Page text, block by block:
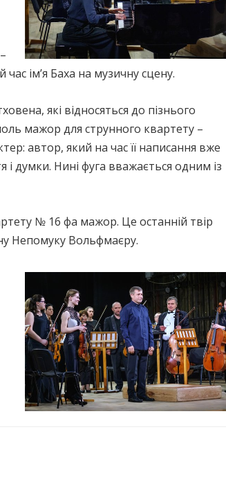
ім’я Баха на музичну сцену.
які відносяться до пізнього
мажор для струнного квартету –
автор, який на час її написання вже
і думки. Нині фуга вважається одним із
№ 16 фа мажор. Це останній твір
Непомуку Вольфмаєру.